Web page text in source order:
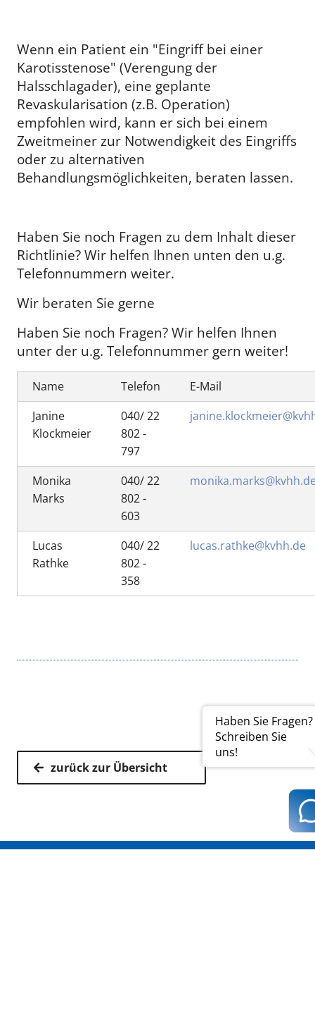
Haben Sie Fragen?
Schreiben Sie
uns!
Wenn ein Patient ein "Eingriff bei einer
Karotisstenose" (Verengung der
Halsschlagader), eine geplante
Revaskularisation (z.B. Operation)
empfohlen wird, kann er sich bei einem
Zweitmeiner zur Notwendigkeit des Eingriffs
oder zu alternativen
Behandlungsmöglichkeiten, beraten lassen.
Haben Sie noch Fragen zu dem Inhalt dieser
Richtlinie? Wir helfen Ihnen unten den u.g.
Telefonnummern weiter.
Wir beraten Sie gerne
Haben Sie noch Fragen? Wir helfen Ihnen
unter der u.g. Telefonnummer gern weiter!
Name Telefon
E-Mail
Janine
Klockmeier
040/ 22
802 -
797
Monika
Marks
040/ 22
802 -
603
Lucas
Rathke
040/ 22
802 -
358
lucas.rathke@kvhh.de
zurück zur Übersicht